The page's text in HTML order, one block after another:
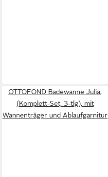
OTTOFOND Badewanne Julia,
(Komplett-Set, 3-tlg), mit
Wannenträger und Ablaufgarnitur